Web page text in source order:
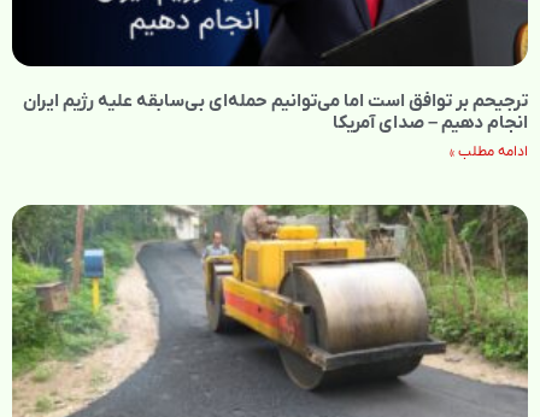
ترجیحم بر توافق است اما می‌توانیم حمله‌ای بی‌سابقه علیه رژیم ایران
انجام دهیم – صدای آمریکا
ادامه مطلب »